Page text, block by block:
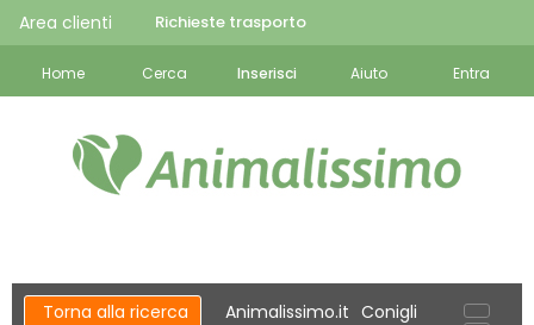
Area clienti Richieste trasporto
Home Cerca Inserisci Aiuto Entra
Torna alla ricerca Animalissimo.it Conigli